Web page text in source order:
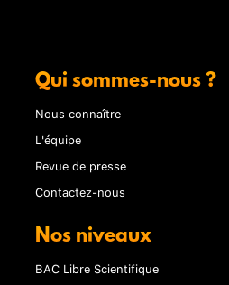
Qui sommes-nous ?
Nous connaître
L'équipe
Revue de presse
Contactez-nous
Nos niveaux
BAC Libre Scientifique